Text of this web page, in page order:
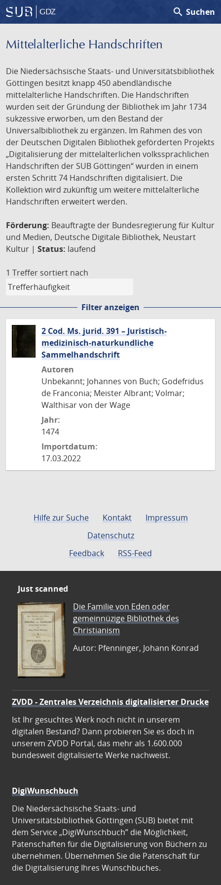
GDZ search Suchen
Mittelalterliche Handschriften
Die Niedersächsische Staats- und Universitätsbibliothek
Göttingen besitzt knapp 450 abendländische
mittelalterliche Handschriften. Die Handschriften
wurden seit der Gründung der Bibliothek im Jahr 1734
sukzessive erworben, um den Bestand der
Universalbibliothek zu ergänzen. Im Rahmen des von
der Deutschen Digitalen Bibliothek geförderten Projekts
„Digitalisierung der mittelalterlichen volkssprachlichen
Handschriften der SUB Göttingen“ wurden in einem
ersten Schritt 74 Handschriften digitalisiert. Die
Kollektion wird zukünftig um weitere mittelalterliche
Handschriften erweitert werden.
Förderung: Beauftragte der Bundesregierung für Kultur
und Medien, Deutsche Digitale Bibliothek, Neustart
Kultur | Status: laufend
1 Treffer sortiert nach
Filter anzeigen
2 Cod. Ms. jurid. 391 – Juristisch-
medizinisch-naturkundliche
Sammelhandschrift
Autoren
Unbekannt; Johannes von Buch; Godefridus
de Franconia; Meister Albrant; Volmar;
Walthisar von der Wage
Jahr:
1474
Importdatum:
17.03.2022
Hilfe zur Suche Kontakt
Impressum
Datenschutz
Feedback
RSS-Feed
Just scanned
Die Familie von Eden oder
gemeinnüzige Bibliothek des
Christianism
Autor: Pfenninger, Johann Konrad
ZVDD - Zentrales Verzeichnis digitalisierter Drucke
Ist Ihr gesuchtes Werk noch nicht in unserem
digitalen Bestand? Dann probieren Sie es doch in
unserem ZVDD Portal, das mehr als 1.600.000
bundesweit digitalisierte Werke nachweist.
DigiWunschbuch
Die Niedersächsische Staats- und
Universitätsbibliothek Göttingen (SUB) bietet mit
dem Service „DigiWunschbuch” die Möglichkeit,
Patenschaften für die Digitalisierung von Büchern zu
übernehmen. Übernehmen Sie die Patenschaft für
die Digitalisierung Ihres Wunschbuches.